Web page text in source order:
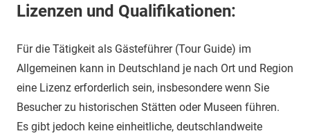
Lizenzen und Qualifikationen:
Für die Tätigkeit als Gästeführer (Tour Guide) im
Allgemeinen kann in Deutschland je nach Ort und Region
eine Lizenz erforderlich sein, insbesondere wenn Sie
Besucher zu historischen Stätten oder Museen führen.
Es gibt jedoch keine einheitliche, deutschlandweite